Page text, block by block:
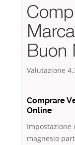
Buon
Valutazione
Comprare
Online
Impostazione
magnesio